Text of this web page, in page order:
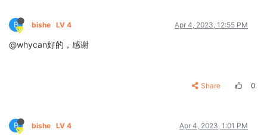
B bishe LV 4 Apr 4, 2023, 12:55 PM
@whycan好的，感谢
Share 0
B bishe LV 4 Apr 4, 2023, 1:01 PM